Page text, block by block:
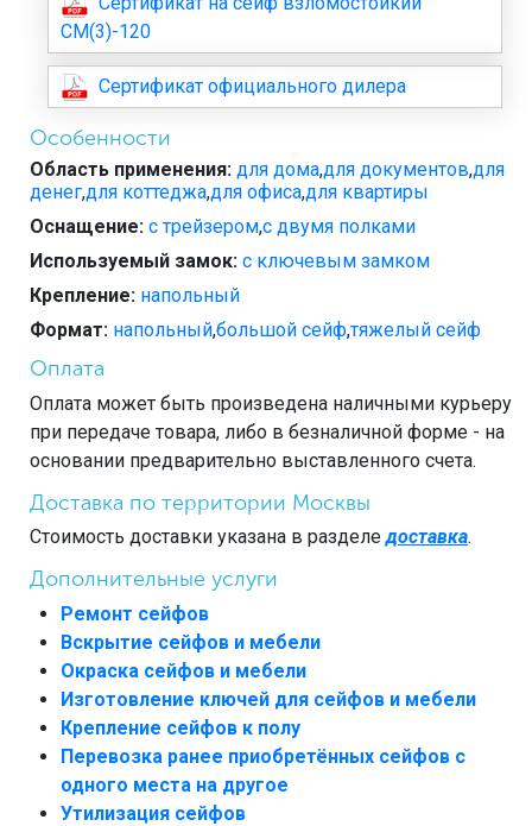
СМ(3)-120
Сертификат официального дилера
Особенности
Область применения: для дома,для документов,для
денег,для коттеджа,для офиса,для квартиры
Оснащение: с трейзером,с двумя полками
Используемый замок: с ключевым замком
Крепление: напольный
Формат: напольный,большой сейф,тяжелый сейф
Оплата
Оплата может быть произведена наличными курьеру
при передаче товара, либо в безналичной форме - на
основании предварительно выставленного счета.
Доставка по территории Москвы
Стоимость доставки указана в разделедоставка.
Дополнительные услуги
Ремонт сейфов
Вскрытие сейфов и мебели
Окраска сейфов и мебели
Изготовление ключей для сейфов и мебели
Крепление сейфов к полу
Перевозка ранее приобретённых сейфов с
одного места на другое
Утилизация сейфов